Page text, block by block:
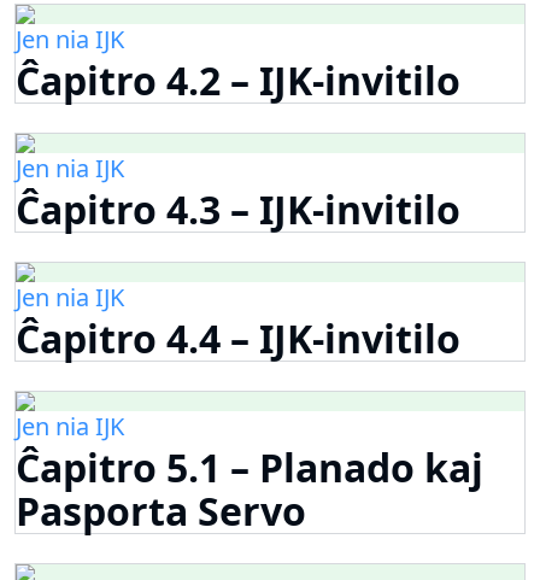
Jen nia IJK
Ĉapitro 4.2 – IJK-invitilo
Jen nia IJK
Ĉapitro 4.3 – IJK-invitilo
Jen nia IJK
Ĉapitro 4.4 – IJK-invitilo
Jen nia IJK
Ĉapitro 5.1 – Planado kaj
Pasporta Servo